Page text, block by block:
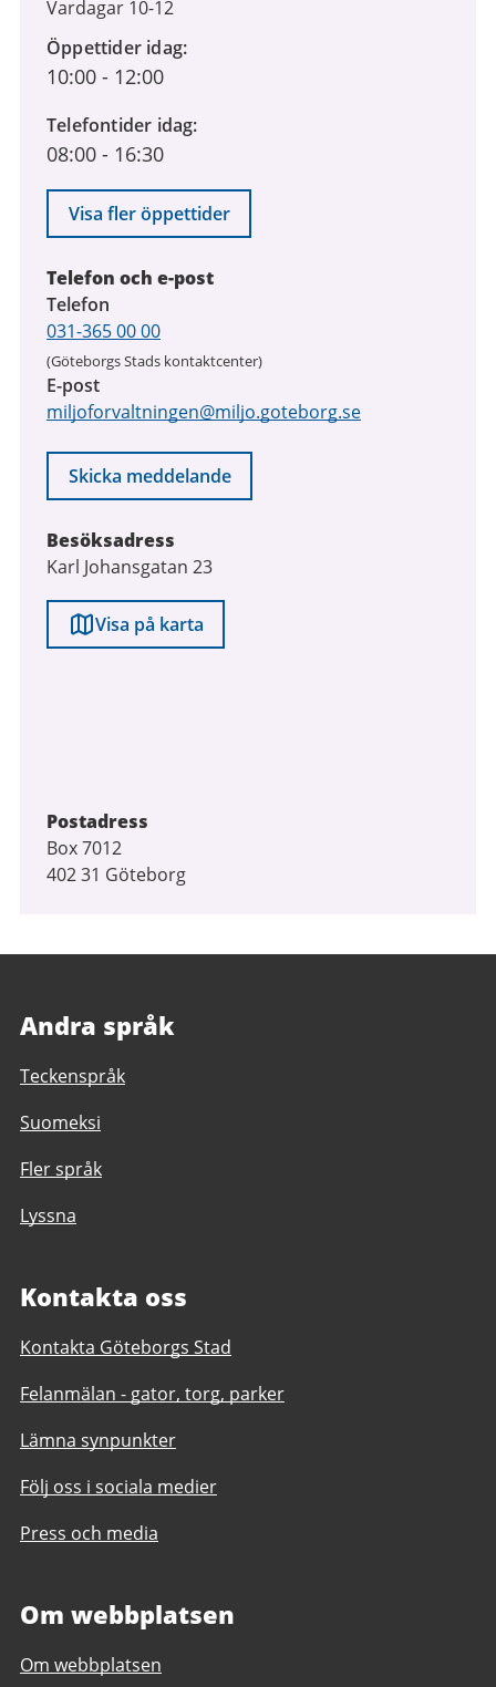
Vardagar 10-12
Öppettider idag
10:00 - 12:00
Telefontider idag
08:00 - 16:30
Visa fler öppettider
Telefon och e-post
Telefon
031-365 00 00
(Göteborgs Stads kontaktcenter)
E-post
miljoforvaltningen@miljo.goteborg.se
Skicka meddelande
Besöksadress
Karl Johansgatan 23
Visa på karta
Postadress
Box 7012
402 31 Göteborg
Andra språk
Teckenspråk
Suomeksi
Fler språk
Lyssna
Kontakta oss
Kontakta Göteborgs Stad
Felanmälan - gator, torg, parker
Lämna synpunkter
Följ oss i sociala medier
Press och media
Om webbplatsen
Om webbplatsen